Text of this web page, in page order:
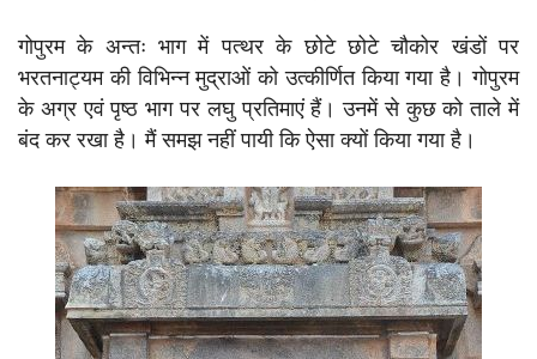
गोपुरम के अन्तः भाग में पत्थर के छोटे छोटे चौकोर खंडों पर
भरतनाट्यम की विभिन्न मुद्राओं को उत्कीर्णित किया गया है। गोपुरम
के अग्र एवं पृष्ठ भाग पर लघु प्रतिमाएं हैं। उनमें से कुछ को ताले में
बंद कर रखा है। मैं समझ नहीं पायी कि ऐसा क्यों किया गया है।